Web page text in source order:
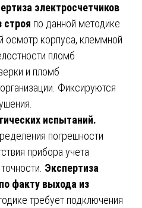
электросчетчиков
строя по данной методике
осмотр корпуса, клеммной
пломб
и пломб
Фиксируются
испытаний.
погрешности
прибора учета
Экспертиза
факту выхода из
требует подключения